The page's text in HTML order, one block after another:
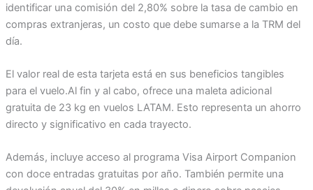
identificar una comisión del 2,80% sobre la tasa de cambio en
compras extranjeras, un costo que debe sumarse a la TRM del
día.
El valor real de esta tarjeta está en sus beneficios tangibles
para el vuelo.Al fin y al cabo, ofrece una maleta adicional
gratuita de 23 kg en vuelos LATAM. Esto representa un ahorro
directo y significativo en cada trayecto.
Además, incluye acceso al programa Visa Airport Companion
con doce entradas gratuitas por año. También permite una